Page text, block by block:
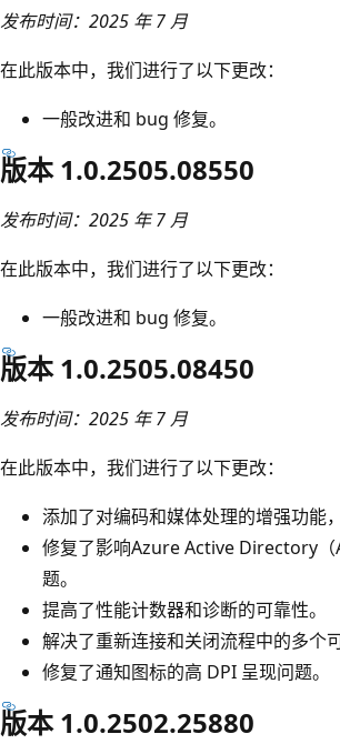
发布时间：2025 年 7 月
在此版本中，我们进行了以下更改：
一般改进和 bug 修复。
版本 1.0.2505.08550
发布时间：2025 年 7 月
在此版本中，我们进行了以下更改：
一般改进和 bug 修复。
版本 1.0.2505.08450
发布时间：2025 年 7 月
在此版本中，我们进行了以下更改：
添加了对编码和媒体处理的增强功能
修复了影响Azure Active Directory（
题。
提高了性能计数器和诊断的可靠性。
解决了重新连接和关闭流程中的多个
修复了通知图标的高 DPI 呈现问题。
版本 1.0.2502.25880